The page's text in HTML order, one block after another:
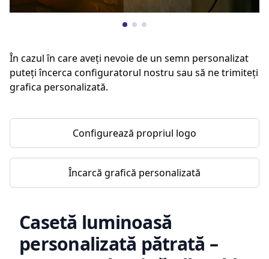
În cazul în care aveți nevoie de un semn personalizat
puteți încerca configuratorul nostru sau să ne trimiteți
grafica personalizată.
Configurează propriul logo
Încarcă grafică personalizată
Casetă luminoasă
personalizată pătrată –